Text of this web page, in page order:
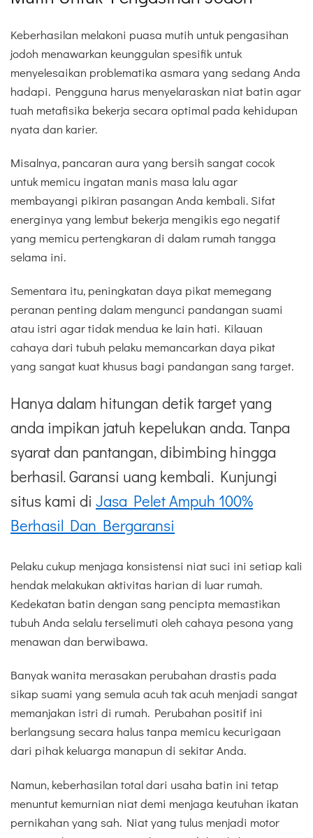
Keberhasilan melakoni puasa mutih untuk pengasihan
jodoh menawarkan keunggulan spesifik untuk
menyelesaikan problematika asmara yang sedang Anda
hadapi. Pengguna harus menyelaraskan niat batin agar
tuah metafisika bekerja secara optimal pada kehidupan
nyata dan karier.
Misalnya, pancaran aura yang bersih sangat cocok
untuk memicu ingatan manis masa lalu agar
membayangi pikiran pasangan Anda kembali. Sifat
energinya yang lembut bekerja mengikis ego negatif
yang memicu pertengkaran di dalam rumah tangga
selama ini.
Sementara itu, peningkatan daya pikat memegang
peranan penting dalam mengunci pandangan suami
atau istri agar tidak mendua ke lain hati. Kilauan
cahaya dari tubuh pelaku memancarkan daya pikat
yang sangat kuat khusus bagi pandangan sang target.
Hanya dalam hitungan detik target yang
anda impikan jatuh kepelukan anda. Tanpa
syarat dan pantangan, dibimbing hingga
berhasil. Garansi uang kembali. Kunjungi
situs kami di Jasa Pelet Ampuh 100%
Berhasil Dan Bergaransi
Pelaku cukup menjaga konsistensi niat suci ini setiap kali
hendak melakukan aktivitas harian di luar rumah.
Kedekatan batin dengan sang pencipta memastikan
tubuh Anda selalu terselimuti oleh cahaya pesona yang
menawan dan berwibawa.
Banyak wanita merasakan perubahan drastis pada
sikap suami yang semula acuh tak acuh menjadi sangat
memanjakan istri di rumah. Perubahan positif ini
berlangsung secara halus tanpa memicu kecurigaan
dari pihak keluarga manapun di sekitar Anda.
Namun, keberhasilan total dari usaha batin ini tetap
menuntut kemurnian niat demi menjaga keutuhan ikatan
pernikahan yang sah. Niat yang tulus menjadi motor